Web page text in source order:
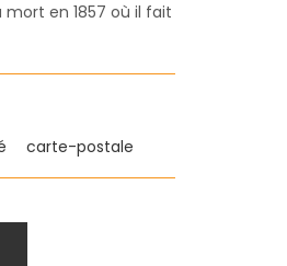
en 1857 où il fait
carte-postale